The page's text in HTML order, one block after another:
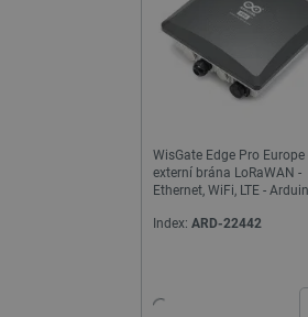
WisGate Edge Pro Europe
externí brána LoRaWAN -
Ethernet, WiFi, LTE -
Index: ARD-22442